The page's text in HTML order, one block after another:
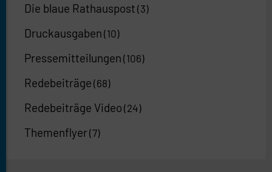
Die blaue Rathauspost (3)
Druckausgaben (10)
Pressemitteilungen (106)
Redebeiträge (68)
Redebeiträge Video (24)
Themenflyer(7)